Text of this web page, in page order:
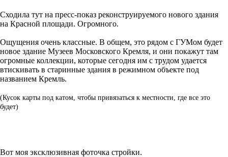
Сходила тут на пресс-показ реконструируемого нового здания
на Красной площади. Огромного.
Ощущения очень классные. В общем, это рядом с ГУМом будет
новое здание Музеев Московского Кремля, и они покажут там
огромные коллекции, которые сегодня им с трудом удается
втискивать в старинные здания в режимном объекте под
названием Кремль.
(Кусок карты под катом, чтобы привязаться к местности, где все это
будет)
Вот моя эксклюзивная фоточка стройки.